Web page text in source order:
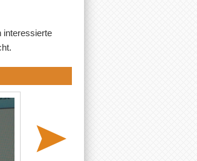
interessierte